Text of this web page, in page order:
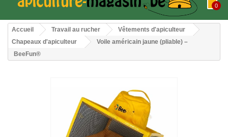
0
Accueil Travail au rucher
Vêtements d'apiculteur
Chapeaux d'apiculteur
Voile américain jaune (pliable) –
BeeFun®